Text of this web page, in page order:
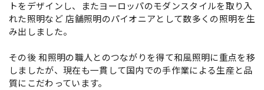
トをデザインし、またヨーロッパのモダンスタイルを取り入
れた照明など 店舗照明のパイオニアとして数多くの照明を生
み出しました。
その後 和照明の職人とのつながりを得て和風照明に重点を移
しましたが、現在も一貫して国内での手作業による生産と品
質にこだわっています。